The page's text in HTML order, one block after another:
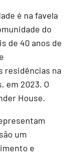
é na favela
do
de 40 anos de
residências na
em 2023. O
House.
um
e